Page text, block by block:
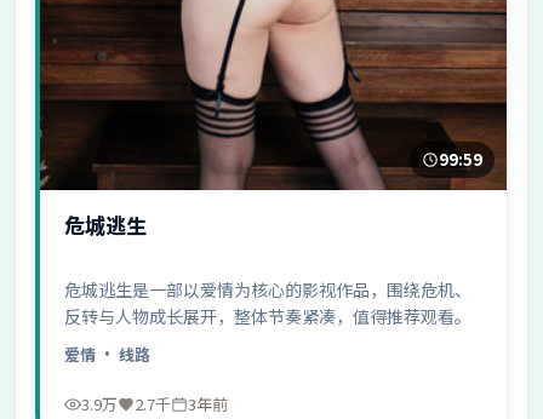
99:59
危城逃生
危城逃生是一部以爱情为核心的影视作品，围绕危机、
反转与人物成长展开，整体节奏紧凑，值得推荐观看。
爱情 · 线路
3.9万 2.7千 3年前